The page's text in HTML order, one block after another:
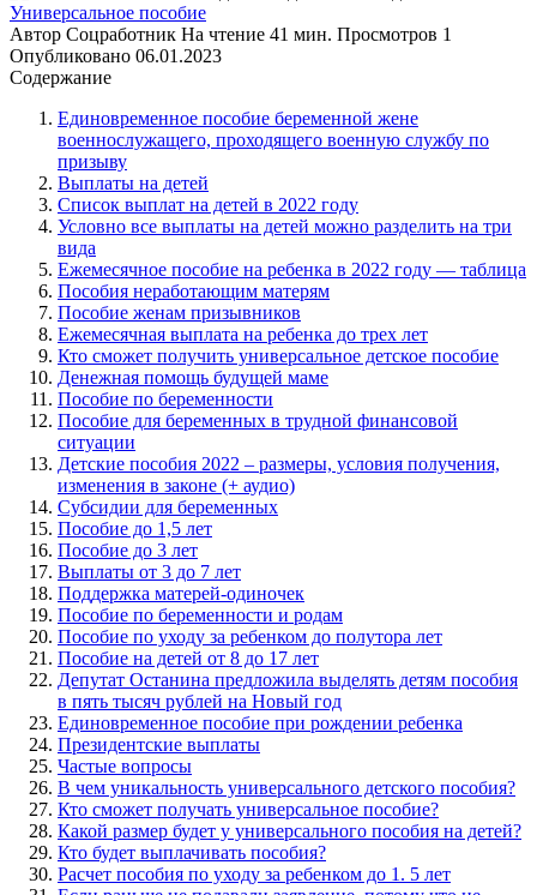
Универсальное пособие
Автор Соцработник На чтение 41 мин. Просмотров 1
Опубликовано 06.01.2023
Содержание
Единовременное пособие беременной жене
военнослужащего, проходящего военную службу по
призыву
Выплаты на детей
Список выплат на детей в 2022 году
Условно все выплаты на детей можно разделить на три
вида
Ежемесячное пособие на ребенка в 2022 году — таблица
Пособия неработающим матерям
Пособие женам призывников
Ежемесячная выплата на ребенка до трех лет
Кто сможет получить универсальное детское пособие
Денежная помощь будущей маме
Пособие по беременности
Пособие для беременных в трудной финансовой
ситуации
Детские пособия 2022 – размеры, условия получения,
изменения в законе (+ аудио)
Субсидии для беременных
Пособие до 1,5 лет
Пособие до 3 лет
Выплаты от 3 до 7 лет
Поддержка матерей-одиночек
Пособие по беременности и родам
Пособие по уходу за ребенком до полутора лет
Пособие на детей от 8 до 17 лет
Депутат Останина предложила выделять детям пособия
в пять тысяч рублей на Новый год
Единовременное пособие при рождении ребенка
Президентские выплаты
Частые вопросы
В чем уникальность универсального детского пособия?
Кто сможет получать универсальное пособие?
Какой размер будет у универсального пособия на детей?
Кто будет выплачивать пособия?
Расчет пособия по уходу за ребенком до 1. 5 лет